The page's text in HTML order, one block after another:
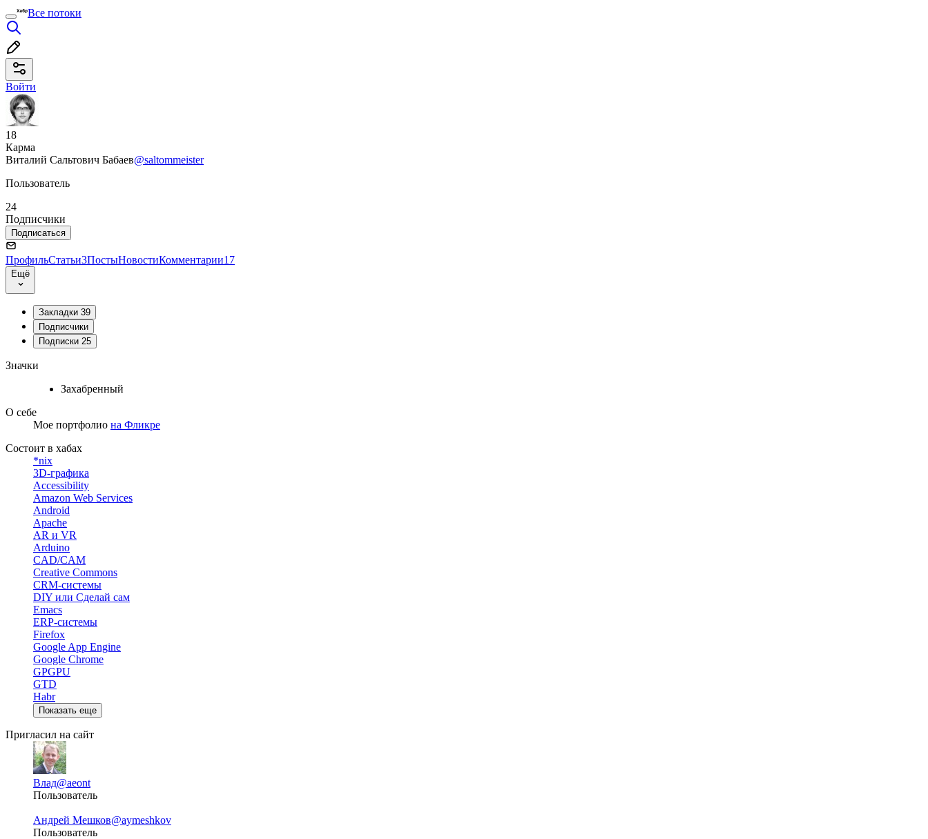
Все потоки
Войти
18
Карма
Виталий Сальтович Бабаев@saltommeister
Пользователь
24
Подписчики
Подписаться
ПрофильСтатьи3ПостыНовостиКомментарии17
Ещё
Закладки 39
Подписчики
Подписки 25
Значки
Захабренный
О себе
Мое портфолио на Фликре
Состоит в хабах
*nix
3D-графика
Accessibility
Amazon Web Services
Android
Apache
AR и VR
Arduino
CAD/CAM
Creative Commons
CRM-системы
DIY или Сделай сам
Emacs
ERP-системы
Firefox
Google App Engine
Google Chrome
GPGPU
GTD
Habr
Показать еще
Пригласил на сайт
Влад@aeont
Пользователь
Андрей Мешков@aymeshkov
Пользователь